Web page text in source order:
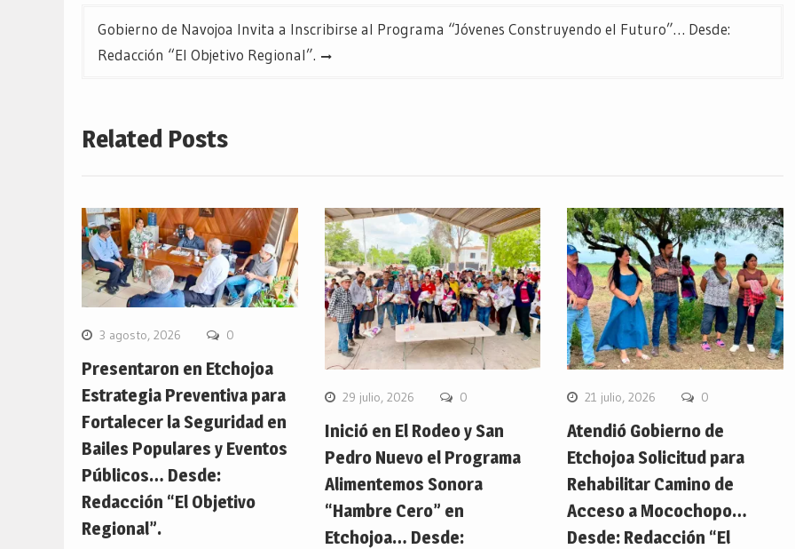
Gobierno de Navojoa Invita a Inscribirse al Programa “Jóvenes Construyendo el Futuro”… Desde:
Redacción “El Objetivo Regional”.
Related Posts
3 agosto, 2026 0
Presentaron en Etchojoa
Estrategia Preventiva para
Fortalecer la Seguridad en
Bailes Populares y Eventos
Públicos… Desde:
Redacción “El Objetivo
Regional”.
29 julio, 2026 0
Inició en El Rodeo y San
Pedro Nuevo el Programa
Alimentemos Sonora
“Hambre Cero” en
Etchojoa… Desde:
21 julio, 2026 0
Atendió Gobierno de
Etchojoa Solicitud para
Rehabilitar Camino de
Acceso a Mocochopo…
Desde: Redacción “El